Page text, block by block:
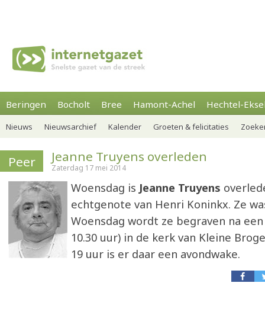
Beringen Bocholt Bree Hamont-Achel Hechtel-
Nieuws Nieuwsarchief Kalender Groeten & felicitaties
Peer Jeanne Truyens overleden
Zaterdag 17 mei 2014
Woensdag is Jeanne Truyens
echtgenote van Henri Koninkx. Ze
Woensdag wordt ze begraven na
10.30 uur) in de kerk van Kleine
19 uur is er daar een avondwake.